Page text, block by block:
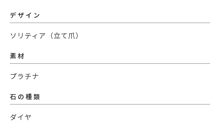
デザイン
ソリティア（立て爪）
素材
プラチナ
石の種類
ダイヤ